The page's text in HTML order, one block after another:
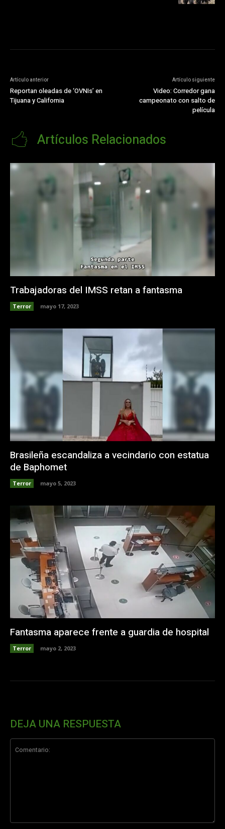
Artículo anterior
Reportan oleadas de ‘OVNIs’ en
Tijuana y California
Artículo siguiente
Video: Corredor gana
campeonato con salto de
película
Artículos Relacionados
Trabajadoras del IMSS retan a fantasma
Terror mayo 17, 2023
Brasileña escandaliza a vecindario con estatua
de Baphomet
Terror mayo 5, 2023
Fantasma aparece frente a guardia de hospital
Terror mayo 2, 2023
DEJA UNA RESPUESTA